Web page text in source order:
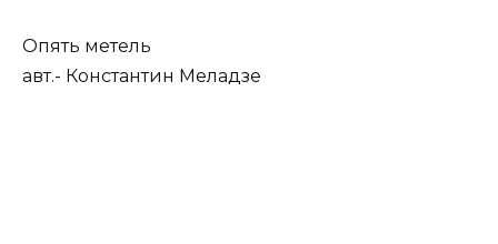
Опять метель
авт.- Константин Меладзе